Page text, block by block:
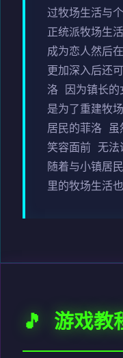
过牧场生活与
正统派牧场生
成为恋人然后
更加深入后还
洛 因为镇长的
是为了重建牧
居民的菲洛 虽
笑容面前 无法
随着与小镇居
里的牧场生活
🎵 游戏教